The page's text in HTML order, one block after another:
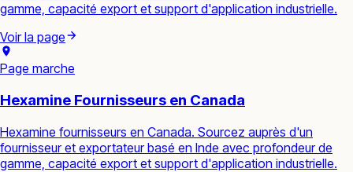
gamme, capacité export et support d'application industrielle.
Voir la page
Page marche
Hexamine Fournisseurs en Canada
Hexamine fournisseurs en Canada. Sourcez auprès d'un
fournisseur et exportateur basé en Inde avec profondeur de
gamme, capacité export et support d'application industrielle.